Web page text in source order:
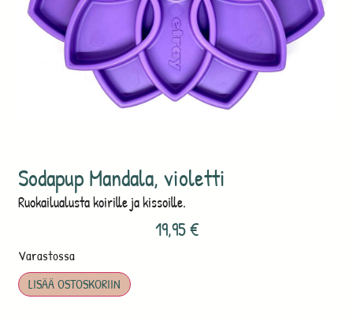
Sodapup Mandala, violetti
Ruokailualusta koirille ja kissoille.
19,95€
Varastossa
LISÄÄ OSTOSKORIIN